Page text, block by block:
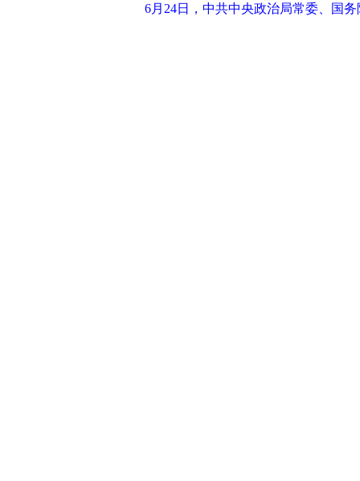
6月24日，中共中央政治局常委、国